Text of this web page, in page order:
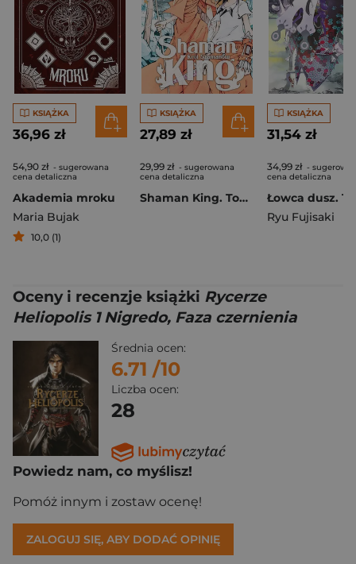
KSIĄŻKA
36,96 zł
54,90 zł - sugerowana
cena detaliczna
Akademia mroku
Maria Bujak
10,0 (1)
KSIĄŻKA
27,89 zł
29,99 zł - sugerowana
cena detaliczna
Shaman King. Tom 26
KSIĄŻKA
31,54 zł
34,99 zł -
cena detaliczna
Łowca dusz.
Ryu Fujisaki
Oceny i recenzje książki Rycerze
Heliopolis 1 Nigredo, Faza czernienia
Średnia ocen:
6.71 /10
Liczba ocen:
28
Powiedz nam, co myślisz!
Pomóż innym i zostaw ocenę!
ZALOGUJ SIĘ, ABY DODAĆ OPINIĘ